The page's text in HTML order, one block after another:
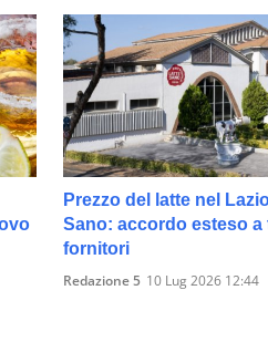
Prezzo del latte nel
Sano: accordo esteso a
fornitori
Redazione 5 10 Lug 2026 12:44